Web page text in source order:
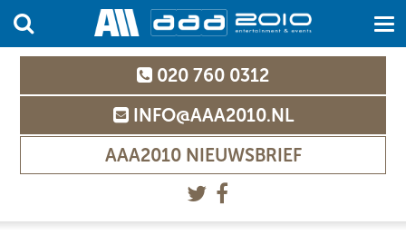
020 760 0312
INFO@AAA2010.NL
AAA2010 NIEUWSBRIEF